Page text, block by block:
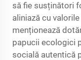
să fie susținători
aliniază cu
menționează
papucii ecologici
socială autentică